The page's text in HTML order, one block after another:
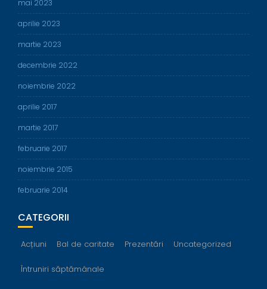
mai 2023
aprilie 2023
martie 2023
decembrie 2022
noiembrie 2022
aprilie 2017
martie 2017
februarie 2017
noiembrie 2015
februarie 2014
CATEGORII
Acțiuni Bal de caritate Prezentări Uncategorized
Întruniri săptămânale